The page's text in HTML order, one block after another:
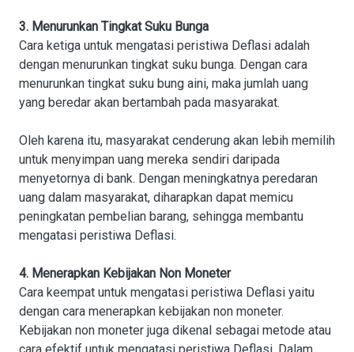
3. Menurunkan Tingkat Suku Bunga
Cara ketiga untuk mengatasi peristiwa Deflasi adalah
dengan menurunkan tingkat suku bunga. Dengan cara
menurunkan tingkat suku bung aini, maka jumlah uang
yang beredar akan bertambah pada masyarakat.
Oleh karena itu, masyarakat cenderung akan lebih memilih
untuk menyimpan uang mereka sendiri daripada
menyetornya di bank. Dengan meningkatnya peredaran
uang dalam masyarakat, diharapkan dapat memicu
peningkatan pembelian barang, sehingga membantu
mengatasi peristiwa Deflasi.
4. Menerapkan Kebijakan Non Moneter
Cara keempat untuk mengatasi peristiwa Deflasi yaitu
dengan cara menerapkan kebijakan non moneter.
Kebijakan non moneter juga dikenal sebagai metode atau